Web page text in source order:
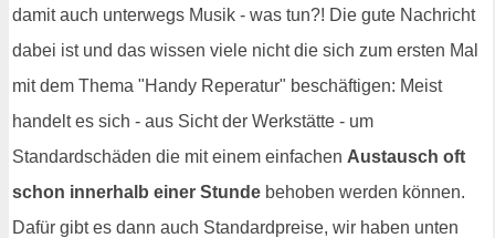
damit auch unterwegs Musik - was tun?! Die gute Nachricht
dabei ist und das wissen viele nicht die sich zum ersten Mal
mit dem Thema "Handy Reperatur" beschäftigen: Meist
handelt es sich - aus Sicht der Werkstätte - um
Standardschäden die mit einem einfachen Austausch oft
schon innerhalb einer Stunde behoben werden können.
Dafür gibt es dann auch Standardpreise, wir haben unten